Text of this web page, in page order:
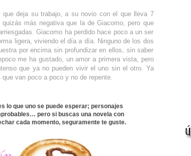
que deja su trabajo, a su novio con el que lleva 7
más negativa que la de Giacomo, pero que
Giacomo ha perdido hace poco a un ser
ligera, viviendo el día a día. Ninguno de los dos
por encima sin profundizar en ellos, sin saber
me ha gustado, un amor a primera vista, pero
que ya no pueden vivir el uno sin el otro. Ya
van poco a poco y no de repente.
lo que uno se puede esperar; personajes
pero si buscas una novela con
cada momento, seguramente te guste.